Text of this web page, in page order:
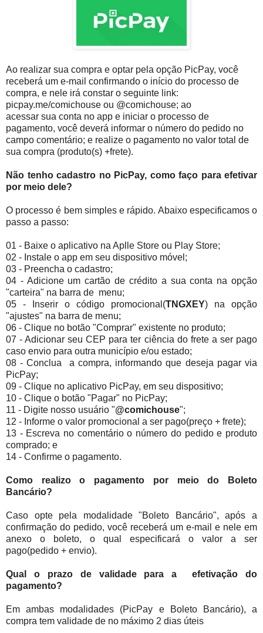
Ao realizar sua compra e optar pela opção PicPay, você
receberá um e-mail confirmando o início do processo de
compra, e nele irá constar o seguinte link:
picpay.me/comichouse ou @comichouse; ao
acessar sua conta no app e iniciar o processo de
pagamento, você deverá informar o número do pedido no
campo comentário; e realize o pagamento no valor total de
sua compra (produto(s) +frete).
Não tenho cadastro no PicPay, como faço para efetivar
por meio dele?
O processo é bem simples e rápido. Abaixo especificamos o
passo a passo:
01 - Baixe o aplicativo na Aplle Store ou Play Store;
02 - Instale o app em seu dispositivo móvel;
03 - Preencha o cadastro;
04 - Adicione um cartão de crédito a sua conta na opção
"carteira" na barra de menu;
05 - Inserir o código promocional(TNGXEY) na opção
"ajustes" na barra de menu;
06 - Clique no botão "Comprar" existente no produto;
07 - Adicionar seu CEP para ter ciência do frete a ser pago
caso envio para outra município e/ou estado;
08 - Conclua a compra, informando que deseja pagar via
PicPay;
09 - Clique no aplicativo PicPay, em seu dispositivo;
10 - Clique o botão "Pagar" no PicPay;
11 - Digite nosso usuário "@comichouse";
12 - Informe o valor promocional a ser pago(preço + frete);
13 - Escreva no comentário o número do pedido e produto
comprado; e
14 - Confirme o pagamento.
Como realizo o pagamento por meio do Boleto
Bancário?
Caso opte pela modalidade "Boleto Bancário", após a
confirmação do pedido, você receberá um e-mail e nele em
anexo o boleto, o qual especificará o valor a ser
pago(pedido + envio).
Qual o prazo de validade para a efetivação do
pagamento?
Em ambas modalidades (PicPay e Boleto Bancário), a
compra tem validade de no máximo 2 dias úteis